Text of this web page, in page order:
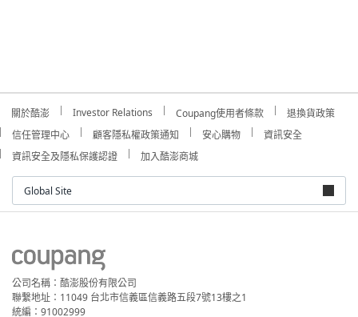
關於酷澎 Investor Relations Coupang使用者條款
退換貨政策
信任管理中心
顧客隱私權政策通知 安心購物
資訊安全
資訊安全及隱私保護認證
加入酷澎商城
Global Site
公司名稱：酷澎股份有限公司
聯繫地址：11049 台北市信義區信義路五段7號13樓之1
統編：91002999